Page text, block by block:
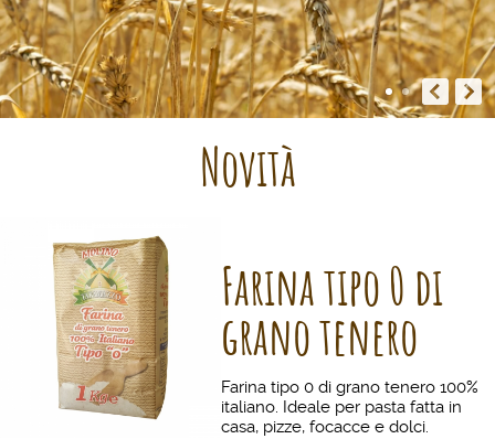
Novità
Farina tipo 0 di
grano tenero
Farina tipo 0 di grano tenero 100%
italiano. Ideale per pasta fatta in
casa, pizze, focacce e dolci.